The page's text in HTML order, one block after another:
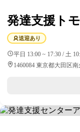
発達支援ト
送迎あり
平日 13:00 ~ 17:30 / 土
1460084 東京都大田区